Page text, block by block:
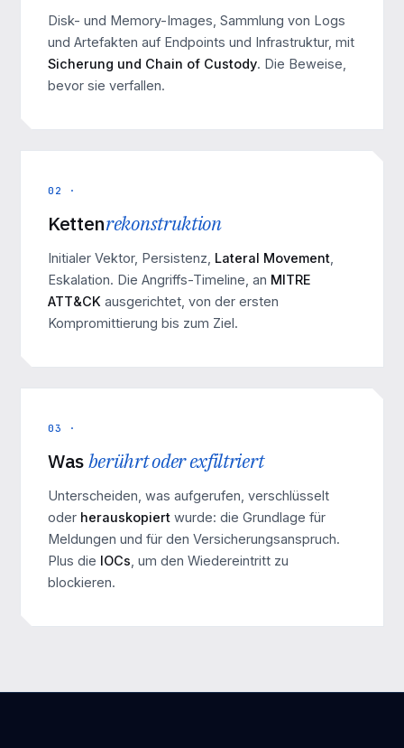
Disk- und Memory-Images, Sammlung von Logs
und Artefakten auf Endpoints und Infrastruktur, mit
Sicherung und Chain of Custody. Die Beweise,
bevor sie verfallen.
02 ·
Kettenrekonstruktion
Initialer Vektor, Persistenz, Lateral Movement
Eskalation. Die Angriffs-Timeline, an MITRE
ATT&CK ausgerichtet, von der ersten
Kompromittierung bis zum Ziel.
03 ·
Wasberührt oder exfiltriert
Unterscheiden, was aufgerufen, verschlüsselt
oder herauskopiert wurde: die Grundlage für
Meldungen und für den Versicherungsanspruch.
Plus die IOCs , um den Wiedereintritt zu
blockieren.